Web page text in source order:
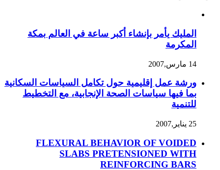
المليك يأمر بإنشاء أكبر ساعة في العالم بمكة
المكرمة
14 مارس,2007
ورشة عمل إقليمية حول تكامل السياسات السكانية
بما فيها سياسات الصحة الإنجابية، مع التخطيط
للتنمية
25 يناير,2007
FLEXURAL BEHAVIOR OF VOIDED
SLABS PRETENSIONED WITH
REINFORCING BARS